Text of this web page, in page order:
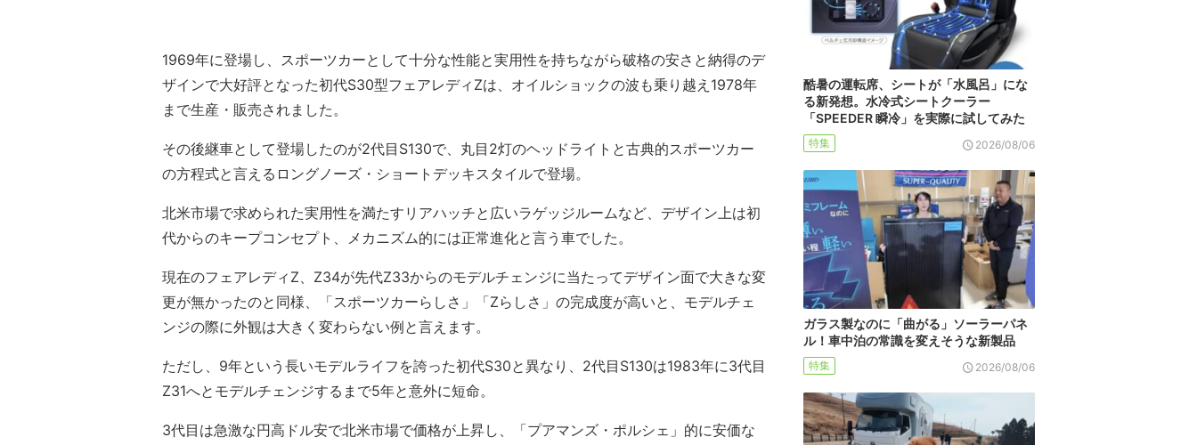
1969年に登場し、スポーツカーとして十分な性能と実用性を持ちながら破格の安さと納得のデ
ザインで大好評となった初代S30型フェアレディZは、オイルショックの波も乗り越え1978年
まで生産・販売されました。
その後継車として登場したのが2代目S130で、丸目2灯のヘッドライトと古典的スポーツカー
の方程式と言えるロングノーズ・ショートデッキスタイルで登場。
北米市場で求められた実用性を満たすリアハッチと広いラゲッジルームなど、デザイン上は初
代からのキープコンセプト、メカニズム的には正常進化と言う車でした。
現在のフェアレディZ、Z34が先代Z33からのモデルチェンジに当たってデザイン面で大きな変
更が無かったのと同様、「スポーツカーらしさ」「Zらしさ」の完成度が高いと、モデルチェ
ンジの際に外観は大きく変わらない例と言えます。
ただし、9年という長いモデルライフを誇った初代S30と異なり、2代目S130は1983年に3代目
Z31へとモデルチェンジするまで5年と意外に短命。
3代目は急激な円高ドル安で北米市場で価格が上昇し、「プアマンズ・ポルシェ」的に安価な
酷暑の運転席、シートが「水風呂」にな
る新発想。水冷式シートクーラー
「SPEEDER 瞬冷」を実際に試してみた
特集 2026/08/06
ガラス製なのに「曲がる」ソーラーパネ
ル！車中泊の常識を変えそうな新製品
特集 2026/08/06